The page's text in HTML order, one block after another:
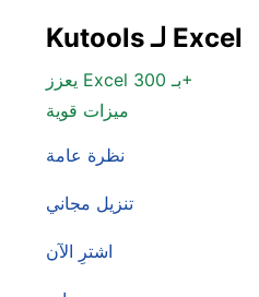
Kutools لـ Excel
يعزز Excel بـ 300+
ميزات قوية
نظرة عامة
تنزيل مجاني
اشترِ الآن